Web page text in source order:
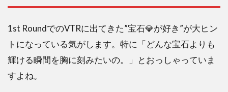
1st RoundでのVTRに出てきた”宝石💎が好き”が大ヒン
トになっている気がします。特に「どんな宝石よりも
輝ける瞬間を胸に刻みたいの。」とおっしゃっていま
すよね。